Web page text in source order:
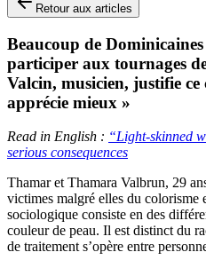
Retour aux articles
Beaucoup de
participer aux tournages
Valcin, musicien, justifie
apprécie mieux »
Read in English : “Light-skinned
serious consequences
Thamar et Thamara Valbrun, 29
victimes malgré elles du colorisme
sociologique consiste en des
couleur de peau. Il est distinct du
de traitement s’opère entre